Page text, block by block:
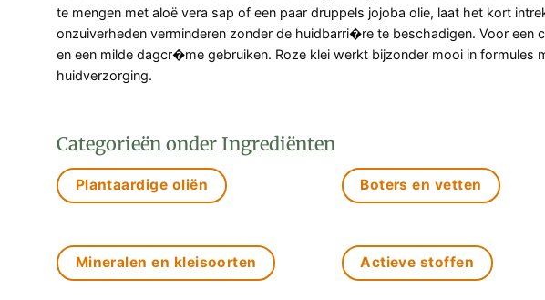
te mengen met aloë vera sap of een paar druppels jojoba olie, laat het kort
onzuiverheden verminderen zonder de huidbarri�re te beschadigen. Voor een
en een milde dagcr�me gebruiken. Roze klei werkt bijzonder mooi in
huidverzorging.
Categorieën onder Ingrediënten
Plantaardige oliën Boters en vetten
Mineralen en kleisoorten Actieve stoffen